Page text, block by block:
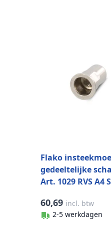
Flako
gedeeltelijke
Art. 1029 RVS A4
60,69 incl. btw
2-5 werkdagen